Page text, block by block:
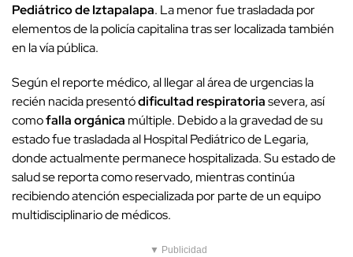
Pediátrico de Iztapalapa. La menor fue trasladada por
elementos de la policía capitalina tras ser localizada también
en la vía pública.
Según el reporte médico, al llegar al área de urgencias la
recién nacida presentódificultad respiratoriasevera, así
comofalla orgánica múltiple. Debido a la gravedad de su
estado fue trasladada al Hospital Pediátrico de Legaria,
donde actualmente permanece hospitalizada. Su estado de
salud se reporta como reservado, mientras continúa
recibiendo atención especializada por parte de un equipo
multidisciplinario de médicos.
▼ Publicidad